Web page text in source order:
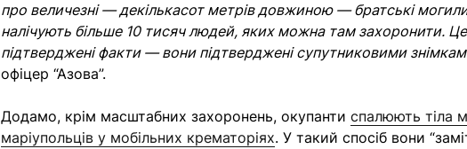
про величезні — декількасот метрів довжиною — братські
налічують більше 10 тисяч людей, яких можна там захоронити.
підтверджені факти — вони підтверджені супутниковими
офіцер “Азова”.
Додамо, крім масштабних захоронень, окупанти спалюють тіла
маріупольців у мобільних крематоріях. У такий спосіб вони